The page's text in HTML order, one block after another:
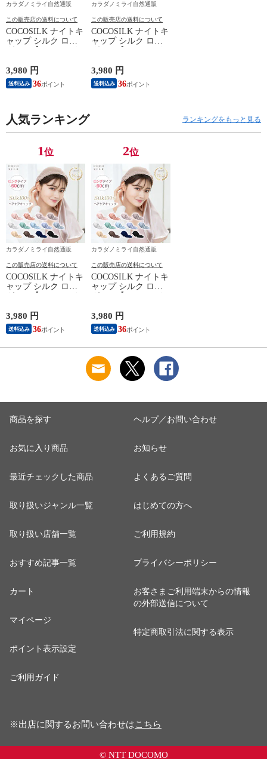
カラダノミライ自然通販
この販売店の送料について
COCOSILK ナイトキ
ャップ シルク ロン
60cm】ナイトキャッ
プ ロング 筒 シルク
100％ 筒状 6A シル
帽子 女性 シルク製
保湿 摩擦 ヘアケア
3,980 円
送料込み 36
カラダノミライ自然通販
この販売店の送料について
COCOSILK ナイトキ
ャップ シルク ロン
60cm】ナイトキャッ
プ ロング 筒 シルク
100％ 筒状 6A シル
3,980 円
送料込み 36
人気ランキング ランキングをもっと見る
1位
カラダノミライ自然通販
この販売店の送料について
COCOSILK ナイトキ
ャップ シルク ロン
60cm】ナイトキャッ
プ ロング 筒 シルク
100％ 筒状 6A シル
3,980 円
送料込み 36
2位
カラダノミライ自然通販
この販売店の送料について
COCOSILK ナイトキ
ャップ シルク ロン
60cm】ナイトキャッ
プ ロング 筒 シルク
100％ 筒状 6A シル
帽子 女性 シルク製
保湿 摩擦 ヘアケア
プレゼント 美容師
3,980 円
送料込み 36
商品を探す
お気に入り商品
最近チェックした商品
取り扱いジャンル一覧
取り扱い店舗一覧
おすすめ記事一覧
カート
マイページ
ポイント表示設定
ご利用ガイド
ヘルプ／お問い合わせ
お知らせ
よくあるご質問
はじめての方へ
ご利用規約
プライバシーポリシー
お客さまご利用端末からの情報
の外部送信について
特定商取引法に関する表示
※出店に関するお問い合わせはこちら
© NTT DOCOMO